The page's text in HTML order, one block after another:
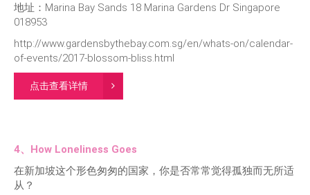
地址：Marina Bay Sands 18 Marina Gardens Dr Singapore
018953
http://www.gardensbythebay.com.sg/en/whats-on/calendar-
of-events/2017-blossom-bliss.html
点击查看详情
4、How Loneliness Goes
在新加坡这个形色匆匆的国家，你是否常常觉得孤独而无所适
从？